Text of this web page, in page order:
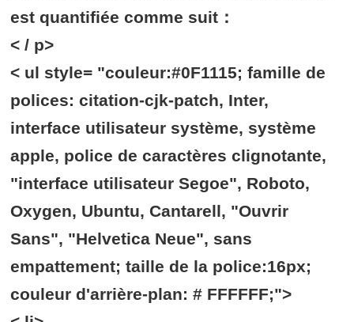
est quantifiée comme suit：
< / p>
< ul style= "couleur:#0F1115; famille de
polices: citation-cjk-patch, Inter,
interface utilisateur système, système
apple, police de caractères clignotante,
"interface utilisateur Segoe", Roboto,
Oxygen, Ubuntu, Cantarell, "Ouvrir
Sans", "Helvetica Neue", sans
empattement; taille de la police:16px;
couleur d'arrière-plan: # FFFFFF;">